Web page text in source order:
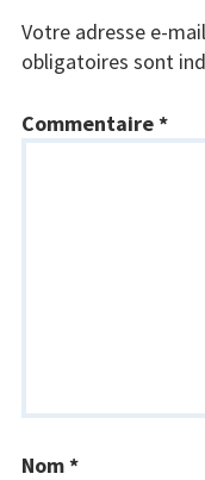
Votre adresse e-
obligatoires sont
Commentaire*
Nom*